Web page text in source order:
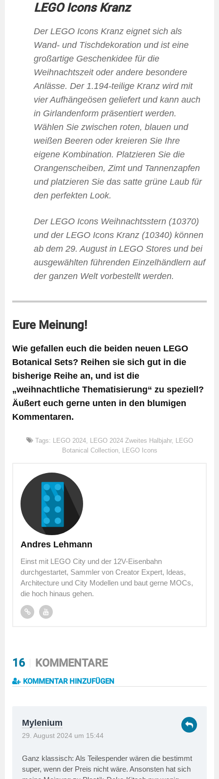
LEGO Icons Kranz
Der LEGO Icons Kranz eignet sich als
Wand- und Tischdekoration und ist eine
großartige Geschenkidee für die
Weihnachtszeit oder andere besondere
Anlässe. Der 1.194-teilige Kranz wird mit
vier Aufhängeösen geliefert und kann auch
in Girlandenform präsentiert werden.
Wählen Sie zwischen roten, blauen und
weißen Beeren oder kreieren Sie Ihre
eigene Kombination. Platzieren Sie die
Orangenscheiben, Zimt und Tannenzapfen
und platzieren Sie das satte grüne Laub für
den perfekten Look.
Der LEGO Icons Weihnachtsstern (10370)
und der LEGO Icons Kranz (10340) können
ab dem 29. August in LEGO Stores und bei
ausgewählten führenden Einzelhändlern auf
der ganzen Welt vorbestellt werden.
Eure Meinung!
Wie gefallen euch die beiden neuen LEGO
Botanical Sets? Reihen sie sich gut in die
bisherige Reihe an, und ist die
„weihnachtliche Thematisierung“ zu speziell?
Äußert euch gerne unten in den blumigen
Kommentaren.
Tags: LEGO 2024, LEGO 2024 Zweites Halbjahr, LEGO
Botanical Collection, LEGO Icons
Andres Lehmann
Einst mit LEGO City und der 12V-Eisenbahn
durchgestartet, Sammler von Creator Expert, Ideas,
Architecture und City Modellen und baut gerne MOCs,
die hoch hinaus gehen.
16 KOMMENTARE
KOMMENTAR HINZUFÜGEN
Mylenium
29. August 2024 um 15:44
Ganz klassisch: Als Teilespender wären die bestimmt
super, wenn der Preis nicht wäre. Ansonsten hat sich